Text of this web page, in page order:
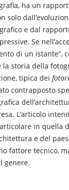
ha un
solo
e dal
Se
di un istante”,
storia della
tipica dei
contrapposto
L’articolo
in quella
e del
fattore tecnico,
genere.